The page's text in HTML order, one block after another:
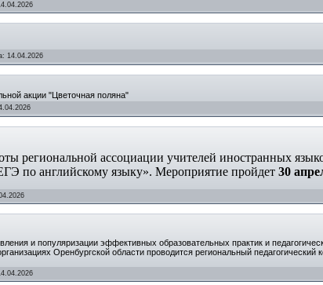
14.04.2026
акции "Цветочная поляна"
региональной ассоциации учителей иностранных
по английскому языку». Мероприятие пройдет 30
и популяризации эффективных образовательных практик и
Оренбургской области проводится региональный педагогический